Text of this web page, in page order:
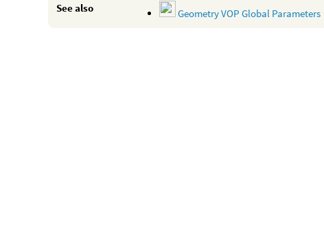
See also Geometry VOP Global Parameters